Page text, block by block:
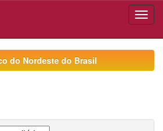
do Nordeste do Brasil